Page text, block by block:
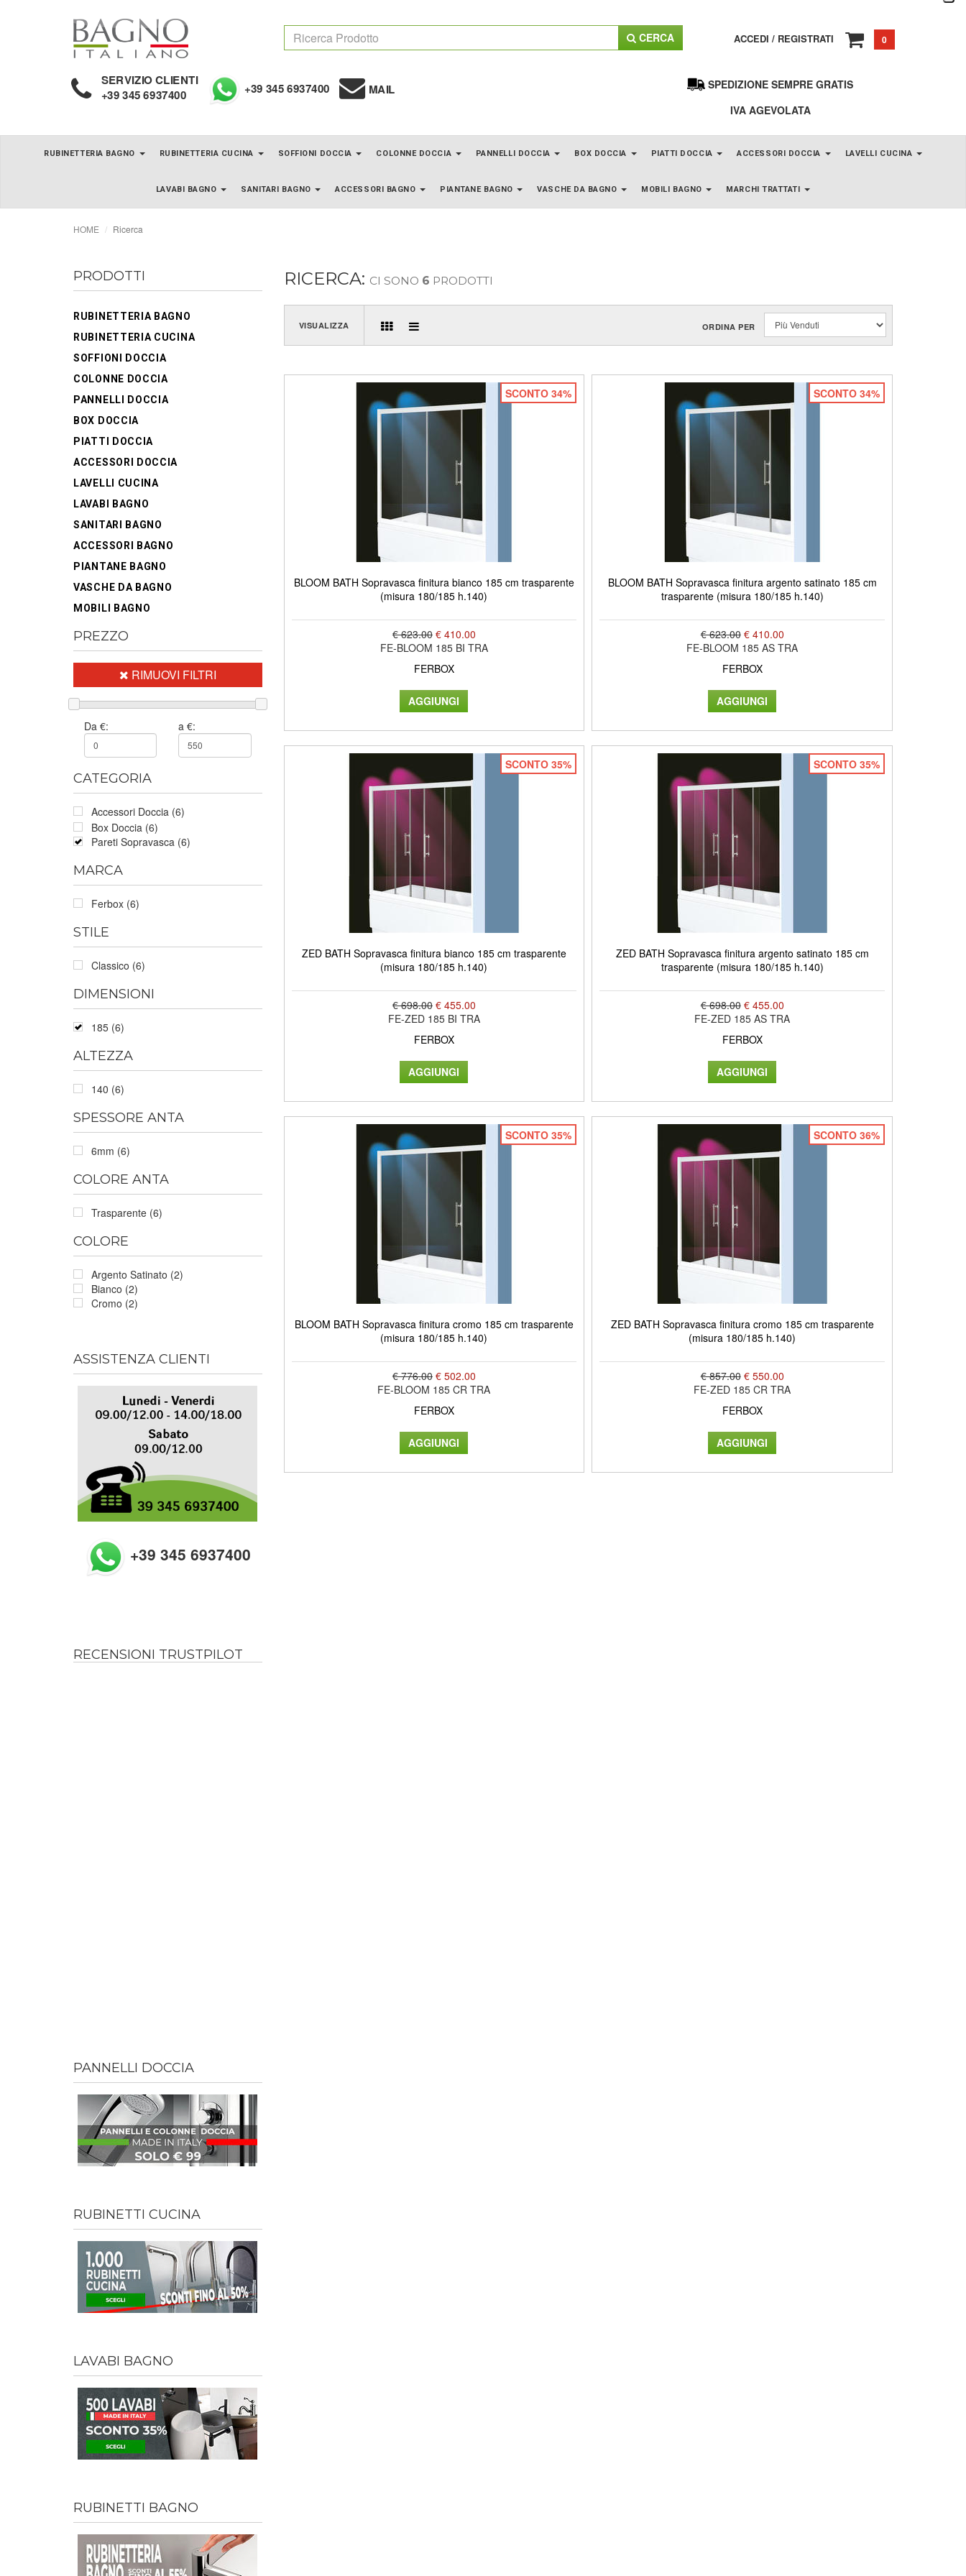
CERCA ACCEDI / REGISTRATI 0
SERVIZIO CLIENTI
+39 345 6937400 +39 345 6937400 MAIL
SPEDIZIONE SEMPRE GRATIS
IVA AGEVOLATA
RUBINETTERIA BAGNO RUBINETTERIA CUCINA SOFFIONI DOCCIA COLONNE DOCCIA PANNELLI DOCCIA BOX DOCCIA PIATTI DOCCIA ACCESSORI DOCCIA LAVELLI CUCINA
LAVABI BAGNO SANITARI BAGNO ACCESSORI BAGNO PIANTANE BAGNO VASCHE DA BAGNO MOBILI BAGNO MARCHI TRATTATI
HOME Ricerca
PRODOTTI
RUBINETTERIA BAGNO
RUBINETTERIA CUCINA
SOFFIONI DOCCIA
COLONNE DOCCIA
PANNELLI DOCCIA
BOX DOCCIA
PIATTI DOCCIA
ACCESSORI DOCCIA
LAVELLI CUCINA
LAVABI BAGNO
SANITARI BAGNO
ACCESSORI BAGNO
PIANTANE BAGNO
VASCHE DA BAGNO
MOBILI BAGNO
PREZZO
RIMUOVI FILTRI
Da €: a €:
CATEGORIA
Accessori Doccia (6)
Box Doccia (6)
Pareti Sopravasca (6)
MARCA
Ferbox (6)
STILE
Classico (6)
DIMENSIONI
185 (6)
ALTEZZA
140 (6)
SPESSORE ANTA
6mm (6)
COLORE ANTA
Trasparente (6)
COLORE
Argento Satinato (2)
Bianco (2)
Cromo (2)
ASSISTENZA CLIENTI
+39 345 6937400
RECENSIONI TRUSTPILOT
PANNELLI DOCCIA
RUBINETTI CUCINA
LAVABI BAGNO
RUBINETTI BAGNO
RICERCA: CI SONO 6 PRODOTTI
VISUALIZZA ORDINA PER
SCONTO 34%
BLOOM BATH Sopravasca finitura bianco 185 cm trasparente
(misura 180/185 h.140)
€ 623.00 € 410.00
FE-BLOOM 185 BI TRA
FERBOX
SCONTO 34%
BLOOM BATH Sopravasca finitura argento satinato 185 cm
trasparente (misura 180/185 h.140)
€ 623.00 € 410.00
FE-BLOOM 185 AS TRA
FERBOX
SCONTO 35%
ZED BATH Sopravasca finitura bianco 185 cm trasparente
(misura 180/185 h.140)
€ 698.00 € 455.00
FE-ZED 185 BI TRA
FERBOX
SCONTO 35%
ZED BATH Sopravasca finitura argento satinato 185 cm
trasparente (misura 180/185 h.140)
€ 698.00 € 455.00
FE-ZED 185 AS TRA
FERBOX
SCONTO 35%
BLOOM BATH Sopravasca finitura cromo 185 cm trasparente
(misura 180/185 h.140)
€ 776.00 € 502.00
FE-BLOOM 185 CR TRA
FERBOX
SCONTO 36%
ZED BATH Sopravasca finitura cromo 185 cm trasparente
(misura 180/185 h.140)
€ 857.00 € 550.00
FE-ZED 185 CR TRA
FERBOX